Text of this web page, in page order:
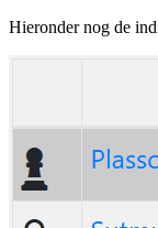
Hieronder nog de